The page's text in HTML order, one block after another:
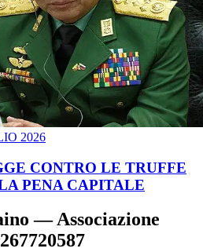
2026
CONTRO LE TRUFFE
PENA CAPITALE
— Associazione